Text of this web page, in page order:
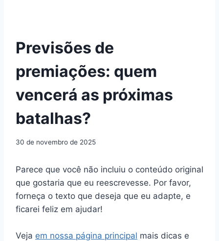
Previsões de
premiações: quem
vencerá as próximas
batalhas?
30 de novembro de 2025
Parece que você não incluiu o conteúdo original
que gostaria que eu reescrevesse. Por favor,
forneça o texto que deseja que eu adapte, e
ficarei feliz em ajudar!
Veja em nossa página principal mais dicas e